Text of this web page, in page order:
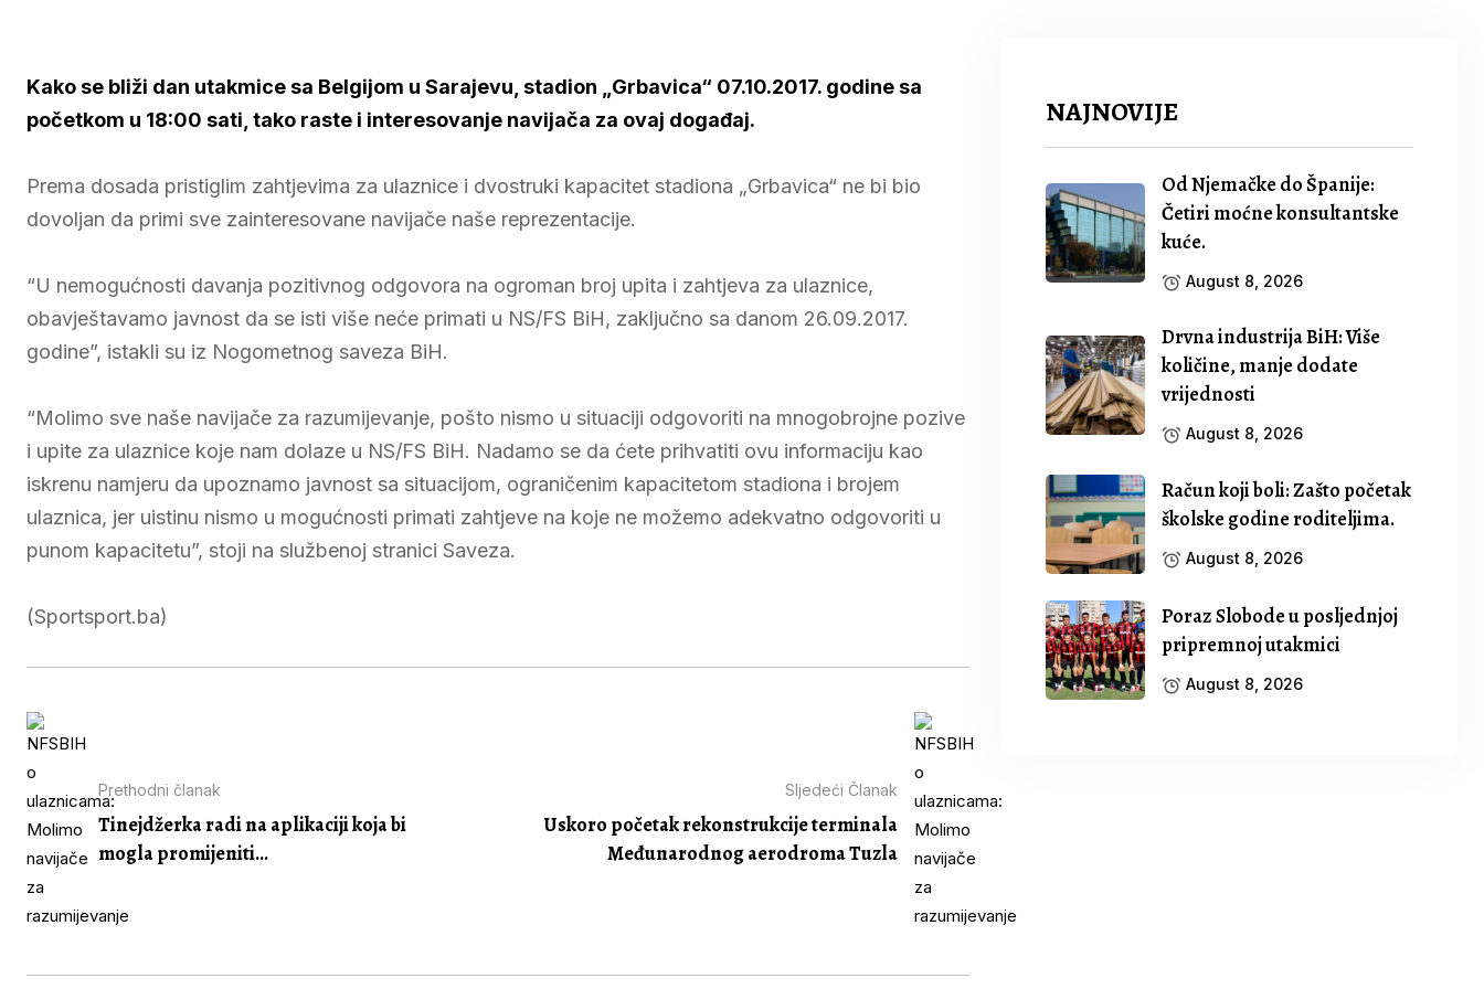
Kako se bliži dan utakmice sa Belgijom u Sarajevu, stadion „Grbavica“ 07.10.2017. godine sa
početkom u 18:00 sati, tako raste i interesovanje navijača za ovaj događaj.
Prema dosada pristiglim zahtjevima za ulaznice i dvostruki kapacitet stadiona „Grbavica“ ne bi bio
dovoljan da primi sve zainteresovane navijače naše reprezentacije.
“U nemogućnosti davanja pozitivnog odgovora na ogroman broj upita i zahtjeva za ulaznice,
obavještavamo javnost da se isti više neće primati u NS/FS BiH, zaključno sa danom 26.09.2017.
godine”, istakli su iz Nogometnog saveza BiH.
“Molimo sve naše navijače za razumijevanje, pošto nismo u situaciji odgovoriti na mnogobrojne pozive
i upite za ulaznice koje nam dolaze u NS/FS BiH. Nadamo se da ćete prihvatiti ovu informaciju kao
iskrenu namjeru da upoznamo javnost sa situacijom, ograničenim kapacitetom stadiona i brojem
ulaznica, jer uistinu nismo u mogućnosti primati zahtjeve na koje ne možemo adekvatno odgovoriti u
punom kapacitetu”, stoji na službenoj stranici Saveza.
(Sportsport.ba)
Prethodni članak
Tinejdžerka radi na aplikaciji koja bi
mogla promijeniti...
Sljedeći Članak
Uskoro početak rekonstrukcije terminala
Međunarodnog aerodroma Tuzla
NAJNOVIJE
Od Njemačke do Španije:
Četiri moćne konsultantske
kuće.
August 8, 2026
Drvna industrija BiH: Više
količine, manje dodate
vrijednosti
August 8, 2026
Račun koji boli: Zašto početak
školske godine roditeljima.
August 8, 2026
Poraz Slobode u posljednjoj
pripremnoj utakmici
August 8, 2026